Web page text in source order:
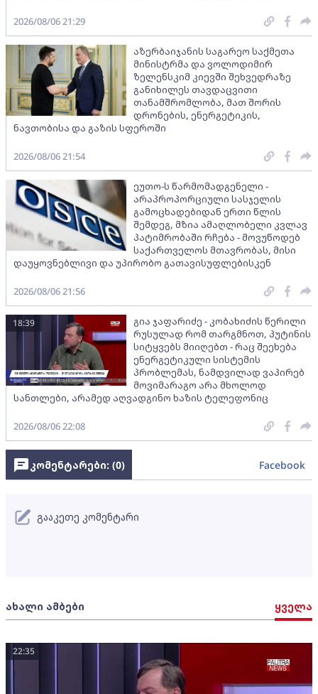
2026/08/06 21:29
აზერბაიჯანის საგარეო საქმეთა
მინისტრმა და ვოლოდიმირ
ზელენსკიმ კიევში შეხვედრაზე
განიხილეს თავდაცვითი
თანამშრომლობა, მათ შორის
დრონების, ენერგეტიკის,
ნავთობისა და გაზის სფეროში
2026/08/06 21:54
ეუთო-ს წარმომადგენელი -
არაპროპორციული სასჯელის
გამოცხადებიდან ერთი წლის
შემდეგ, მზია ამაღლობელი კვლავ
პატიმრობაში რჩება - მოვუწოდებ
საქართველოს მთავრობას, მისი
დაუყოვნებლივი და უპირობო გათავისუფლებისკენ
2026/08/06 21:56
გია ჯაფარიძე - კობახიძის წერილი
რუსულად რომ თარგმნოთ, პუტინის
სიტყვებს მიიღებთ - რაც შეეხება
ენერგეტიკული სისტემის
პრობლემას, ნამდვილად ვაპირებ
მოვიმარაგო არა მხოლოდ
სანთლები, არამედ აღვადგინო ხაზის ტელეფონიც
18:39
2026/08/06 22:08
ახალი ამბები ყველა
22:35
კომენტარები: (0) Facebook
გააკეთე კომენტარი